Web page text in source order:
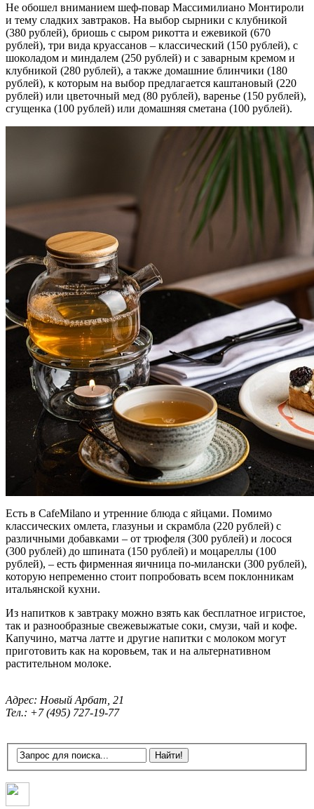
Не обошел вниманием шеф-повар Массимилиано Монтироли
и тему сладких завтраков. На выбор сырники с клубникой
(380 рублей), бриошь с сыром рикотта и ежевикой (670
рублей), три вида круассанов – классический (150 рублей), с
шоколадом и миндалем (250 рублей) и с заварным кремом и
клубникой (280 рублей), а также домашние блинчики (180
рублей), к которым на выбор предлагается каштановый (220
рублей) или цветочный мед (80 рублей), варенье (150 рублей),
сгущенка (100 рублей) или домашняя сметана (100 рублей).
Есть в CafeMilano и утренние блюда с яйцами. Помимо
классических омлета, глазуньи и скрамбла (220 рублей) с
различными добавками – от трюфеля (300 рублей) и лосося
(300 рублей) до шпината (150 рублей) и моцареллы (100
рублей), – есть фирменная яичница по-милански (300 рублей),
которую непременно стоит попробовать всем поклонникам
итальянской кухни.
Из напитков к завтраку можно взять как бесплатное игристое,
так и разнообразные свежевыжатые соки, смузи, чай и кофе.
Капучино, матча латте и другие напитки с молоком могут
приготовить как на коровьем, так и на альтернативном
растительном молоке.
Адрес: Новый Арбат, 21
Тел.: +7 (495) 727-19-77